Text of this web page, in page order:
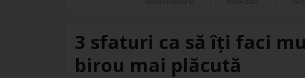
3 sfaturi ca să îți faci
birou mai plăcută